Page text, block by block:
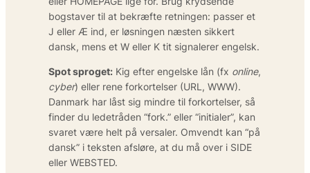
bogstaver til at bekræfte retningen: passer et
J eller Æ ind, er løsningen næsten sikkert
dansk, mens et W eller K tit signalerer engelsk.
Spot sproget: Kig efter engelske lån (fx online,
cyber) eller rene forkortelser (URL, WWW).
Danmark har låst sig mindre til forkortelser, så
finder du ledetråden “fork.” eller “initialer”, kan
svaret være helt på versaler. Omvendt kan “på
dansk” i teksten afsløre, at du må over i SIDE
eller WEBSTED.